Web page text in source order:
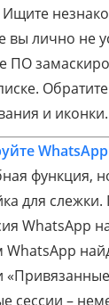
Ищите
лично не
ПО
и иконки.
функция,
для
WhatsApp
сессии –